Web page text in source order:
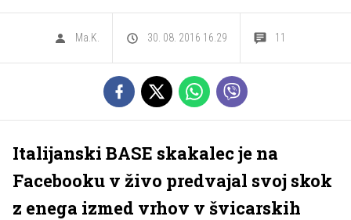
Ma.K. 30. 08. 2016 16.29 11
Italijanski BASE skakalec je na
Facebooku v živo predvajal svoj skok
z enega izmed vrhov v švicarskih